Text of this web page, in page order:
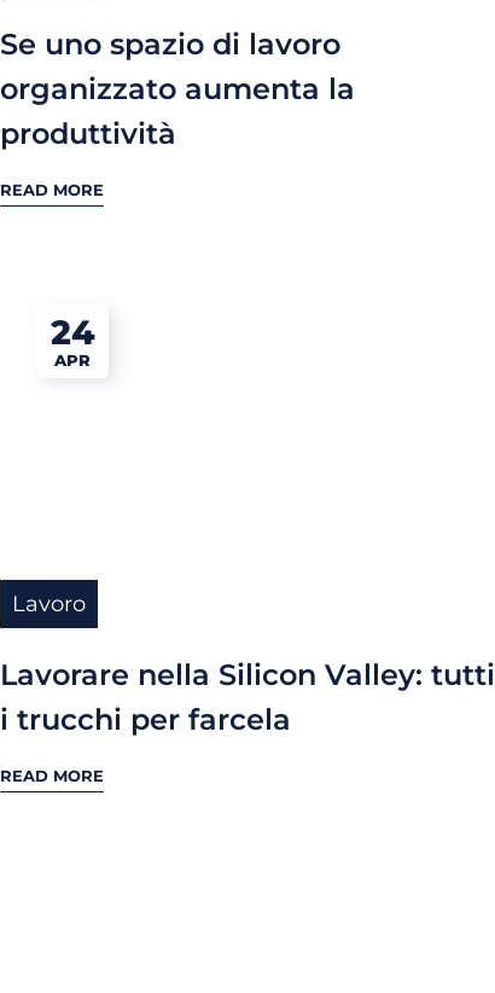
Se uno spazio di lavoro
organizzato aumenta la
produttività
READ MORE
24
APR
Lavoro
Lavorare nella Silicon Valley: tutti
i trucchi per farcela
READ MORE